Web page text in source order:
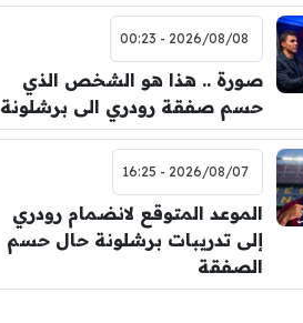
2026/08/08 - 00:23
صورة .. هذا هو الشخص الذي
حسم صفقة رودري الى برشلونة
2026/08/07 - 16:25
الموعد المتوقع لانضمام رودري
إلى تدريبات برشلونة حال حسم
الصفقة